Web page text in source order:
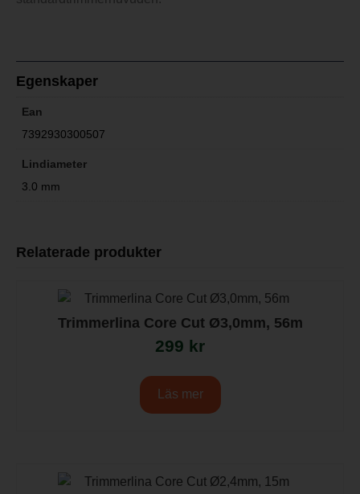
Egenskaper
Ean
7392930300507
Lindiameter
3.0 mm
Relaterade produkter
Trimmerlina Core Cut Ø3,0mm, 56m
299 kr
Läs mer